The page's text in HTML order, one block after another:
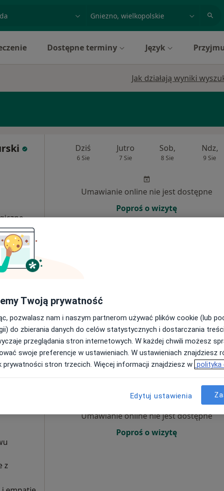
Dostępne terminy Język
Jak działają wyniki
i
400 zł
Dziś
6 Sie
Jutro
7 Sie
Sob,
8 Sie
Ndz,
9 Sie
Umawianie online nie jest dostępne
Poproś o wizytę
z
Ndz,
Umawianie online nie jest dostępne
Poproś o wizytę
Twoją prywatność
pozwalasz nam i naszym partnerom używać plików cookie (lub
do zbierania danych do celów statystycznych i dostarczania
przeglądania stron internetowych. W każdej chwili możesz
swoje preferencje w ustawieniach. W ustawieniach znajdziesz
prywatności stron trzecich. Więcej informacji znajdziesz w polityka
Edytuj ustawienia